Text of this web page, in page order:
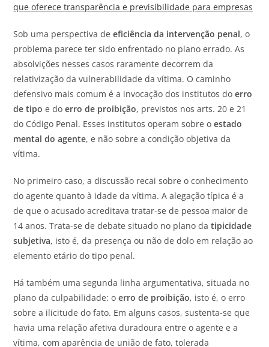
que oferece transparência e previsibilidade para empresas
Sob uma perspectiva deeficiência da intervenção penal, o
problema parece ter sido enfrentado no plano errado. As
absolvições nesses casos raramente decorrem da
relativização da vulnerabilidade da vítima. O caminho
defensivo mais comum é a invocação dos institutos doerro
de tipoe doerro de proibição, previstos nos arts. 20 e 21
do Código Penal. Esses institutos operam sobre oestado
mental do agente, e não sobre a condição objetiva da
vítima.
No primeiro caso, a discussão recai sobre o conhecimento
do agente quanto à idade da vítima. A alegação típica é a
de que o acusado acreditava tratar-se de pessoa maior de
14 anos. Trata-se de debate situado no plano datipicidade
subjetiva, isto é, da presença ou não de dolo em relação ao
elemento etário do tipo penal.
Há também uma segunda linha argumentativa, situada no
plano da culpabilidade: oerro de proibição, isto é, o erro
sobre a ilicitude do fato. Em alguns casos, sustenta-se que
havia uma relação afetiva duradoura entre o agente e a
vítima, com aparência de união de fato, tolerada